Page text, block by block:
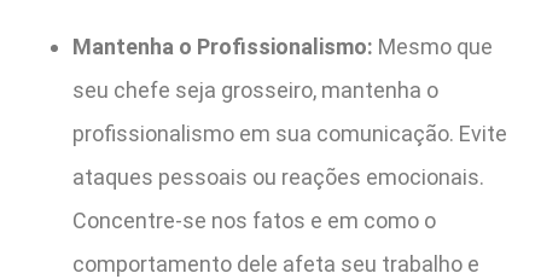
Mantenha o Profissionalismo: Mesmo que
seu chefe seja grosseiro, mantenha o
profissionalismo em sua comunicação. Evite
ataques pessoais ou reações emocionais.
Concentre-se nos fatos e em como o
comportamento dele afeta seu trabalho e